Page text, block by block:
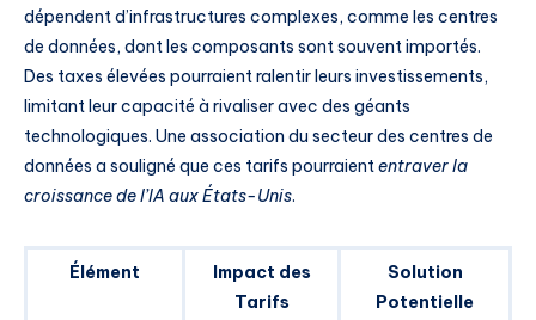
dépendent d’infrastructures complexes, comme les centres
de données, dont les composants sont souvent importés.
Des taxes élevées pourraient ralentir leurs investissements,
limitant leur capacité à rivaliser avec des géants
technologiques. Une association du secteur des centres de
données a souligné que ces tarifs pourraiententraver la
croissance de l’IA aux États-Unis.
Élément
Impact des
Tarifs
Solution
Potentielle